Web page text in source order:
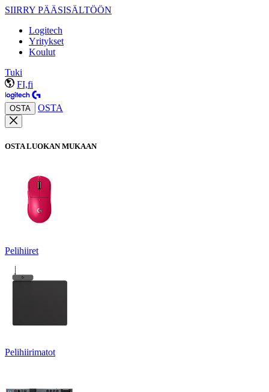
SIIRRY PÄÄSISÄLTÖÖN
Logitech
Yritykset
Koulut
Tuki
FI,fi
OSTA OSTA
OSTA LUOKAN MUKAAN
Pelihiiret
Pelihiirimatot